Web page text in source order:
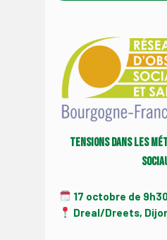
Tensions dans les
17 octobre de
Dreal/Dreets,